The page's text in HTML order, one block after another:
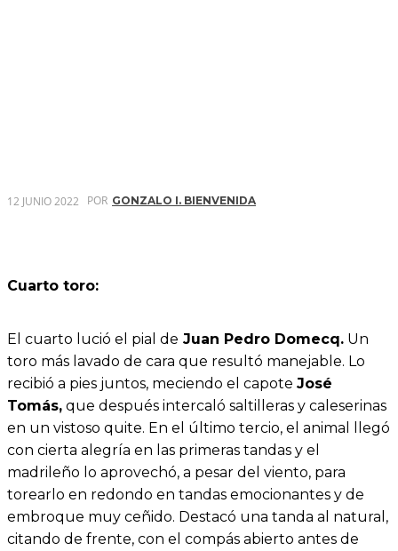
12 JUNIO 2022 POR GONZALO I. BIENVENIDA
Cuarto toro:
El cuarto lució el pial de Juan Pedro Domecq. Un
toro más lavado de cara que resultó manejable. Lo
recibió a pies juntos, meciendo el capote José
Tomás, que después intercaló saltilleras y caleserinas
en un vistoso quite. En el último tercio, el animal llegó
con cierta alegría en las primeras tandas y el
madrileño lo aprovechó, a pesar del viento, para
torearlo en redondo en tandas emocionantes y de
embroque muy ceñido. Destacó una tanda al natural,
citando de frente, con el compás abierto antes de